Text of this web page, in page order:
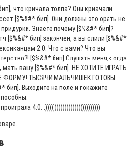
что кричала толпа? Они криачали
[$%&#* бип]. Они должны это орать не
Знаете почему [$%&#* бип]?
[$%&#* бип] закончен, а вы слили [$%&#*
2:0. Что с вами? Что вы
[$%&#* бип] Слушать меня,к огда
мать вашу [$%&#* бип]. НЕ ХОТИТЕ ИГРАТЬ
ФОРМУ! ТЫСЯЧИ МАЛЬЧИШЕК ГОТОВЫ
бип]. Выходите на поле и покажите
4:0. :))))))))))))))))))))))))))))